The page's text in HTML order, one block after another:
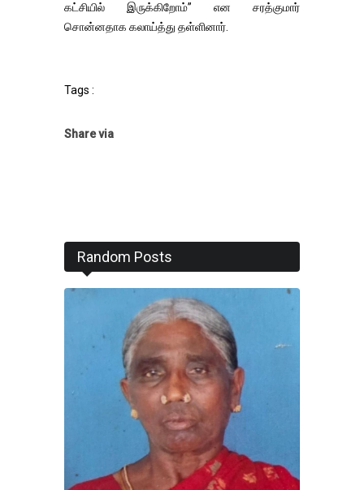
கட்சியில் இருக்கிறோம்” என சரத்குமார்
சொன்னதாக கலாய்த்து தள்ளினார்.
Tags :
Share via
Random Posts